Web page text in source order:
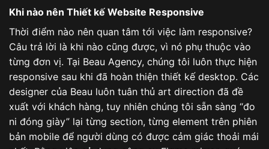
Khi nào nên Thiết kế Website Responsive
Thời điểm nào nên quan tâm tới việc làm responsive?
Câu trả lời là khi nào cũng được, vì nó phụ thuộc vào
từng đơn vị. Tại Beau Agency, chúng tôi luôn thực hiện
responsive sau khi đã hoàn thiện thiết kế desktop. Các
designer của Beau luôn tuân thủ art direction đã đề
xuất với khách hàng, tuy nhiên chúng tôi sẵn sàng “đo
ni đóng giày” lại từng section, từng element trên phiên
bản mobile để người dùng có được cảm giác thoải mái